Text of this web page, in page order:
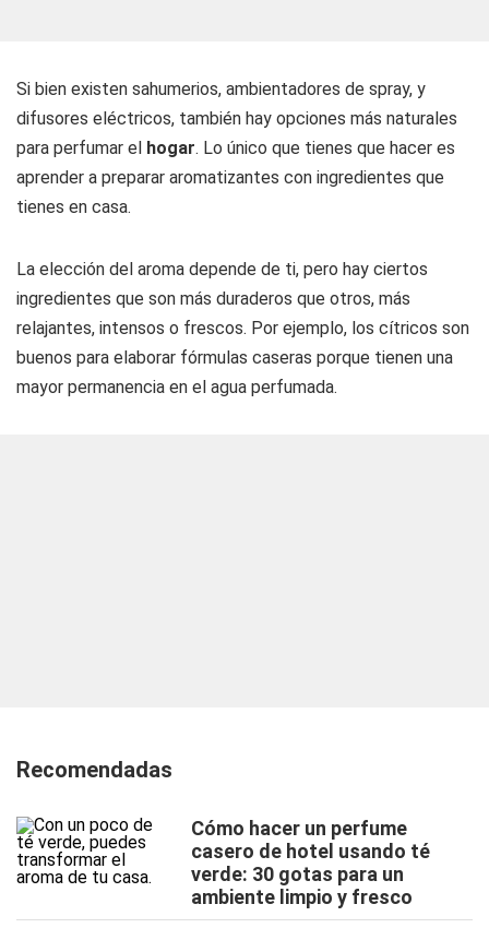
Si bien existen sahumerios, ambientadores de spray, y
difusores eléctricos, también hay opciones más naturales
para perfumar el hogar. Lo único que tienes que hacer es
aprender a preparar aromatizantes con ingredientes que
tienes en casa.
La elección del aroma depende de ti, pero hay ciertos
ingredientes que son más duraderos que otros, más
relajantes, intensos o frescos. Por ejemplo, los cítricos son
buenos para elaborar fórmulas caseras porque tienen una
mayor permanencia en el agua perfumada.
Recomendadas
Cómo hacer un perfume
casero de hotel usando té
verde: 30 gotas para un
ambiente limpio y fresco